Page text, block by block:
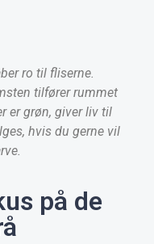
ro til fliserne.
tilfører rummet
er grøn, giver liv til
hvis du gerne vil
på de